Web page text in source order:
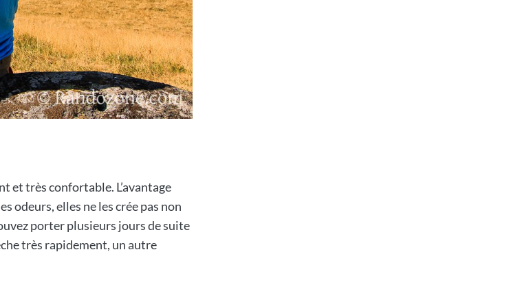
et très confortable. L’avantage
odeurs, elles ne les crée pas non
porter plusieurs jours de suite
très rapidement, un autre